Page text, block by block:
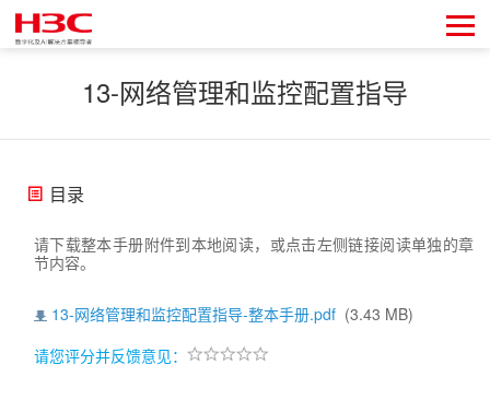
13-网络管理和监控配置指导
目录
请下载整本手册附件到本地阅读，或点击左侧链接阅读单独的章
节内容。
13-网络管理和监控配置指导-整本手册.pdf (3.43 MB)
请您评分并反馈意见：